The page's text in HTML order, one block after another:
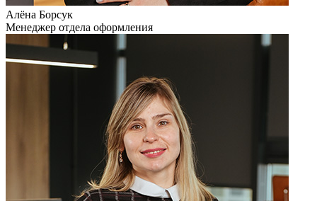
Алёна Борсук
Менеджер отдела оформления